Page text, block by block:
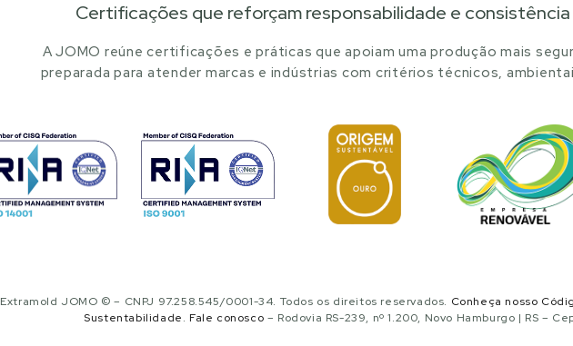
Certificações que reforçam responsabilidade e
A JOMO reúne certificações e práticas que apoiam uma produção mais
preparada para atender marcas e indústrias com critérios técnicos,
Extramold JOMO © – CNPJ 97.258.545/0001-34. Todos os direitos reservados. Conheça nosso
Sustentabilidade. Fale conosco – Rodovia RS-239, nº 1.200, Novo Hamburgo | RS –